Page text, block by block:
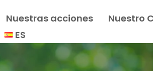
Nuestras acciones
Nuestro
ES